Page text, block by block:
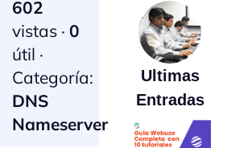
602
vistas ·0
útil ·
Categoría:
DNS
Nameserver
Ultimas
Entradas